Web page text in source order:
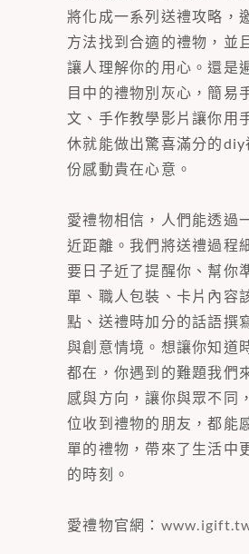
將化成一系列送禮攻略，
方法找到合適的禮物，並
讓人理解你的用心。還是
目中的禮物別灰心，簡易
文、手作教學影片讓你用
休就能做出驚喜滿分的diy
份感動貴在心意。
愛禮物相信，人們能透過
近距離。我們將送禮過程
要日子近了提醒你、幫你
單、職人包裝、卡片內容
點、送禮時加分的話語撰
與創意情境。想讓你知道
都在，你遇到的難題我們
感與方向，讓你與眾不同
位收到禮物的朋友，都能
單的禮物，帶來了生活中
的時刻。
愛禮物官網：